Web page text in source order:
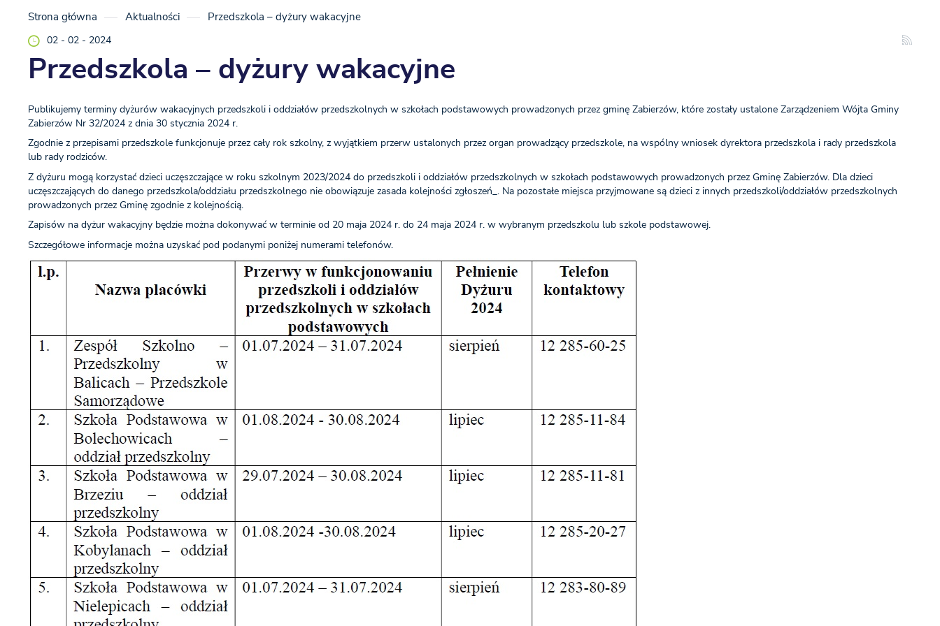
Strona główna Aktualności Przedszkola – dyżury wakacyjne
02 - 02 - 2024
Przedszkola – dyżury wakacyjne
Publikujemy terminy dyżurów wakacyjnych przedszkoli i oddziałów przedszkolnych w szkołach podstawowych prowadzonych przez gminę Zabierzów, które zostały ustalone Zarządzeniem Wójta Gminy
Zabierzów Nr 32/2024 z dnia 30 stycznia 2024 r.
Zgodnie z przepisami przedszkole funkcjonuje przez cały rok szkolny, z wyjątkiem przerw ustalonych przez organ prowadzący przedszkole, na wspólny wniosek dyrektora przedszkola i rady przedszkola
lub rady rodziców.
Z dyżuru mogą korzystać dzieci uczęszczające w roku szkolnym 2023/2024 do przedszkoli i oddziałów przedszkolnych w szkołach podstawowych prowadzonych przez Gminę Zabierzów. Dla dzieci
uczęszczających do danego przedszkola/oddziału przedszkolnego nie obowiązuje zasada kolejności zgłoszeń_. Na pozostałe miejsca przyjmowane są dzieci z innych przedszkoli/oddziałów przedszkolnych
prowadzonych przez Gminę zgodnie z kolejnością.
Zapisów na dyżur wakacyjny będzie można dokonywać w terminie od 20 maja 2024 r. do 24 maja 2024 r. w wybranym przedszkolu lub szkole podstawowej.
Szczegółowe informacje można uzyskać pod podanymi poniżej numerami telefonów.